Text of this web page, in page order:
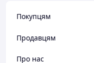
Покупцям
Продавцям
Про нас